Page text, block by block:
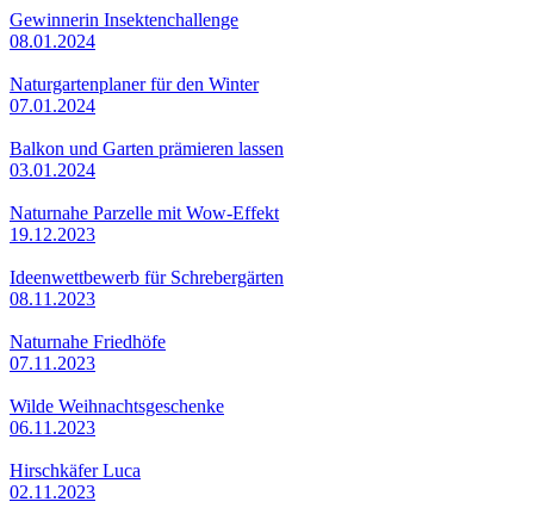
Gewinnerin Insektenchallenge
08.01.2024
Naturgartenplaner für den Winter
07.01.2024
Balkon und Garten prämieren lassen
03.01.2024
Naturnahe Parzelle mit Wow-Effekt
19.12.2023
Ideenwettbewerb für Schrebergärten
08.11.2023
Naturnahe Friedhöfe
07.11.2023
Wilde Weihnachtsgeschenke
06.11.2023
Hirschkäfer Luca
02.11.2023